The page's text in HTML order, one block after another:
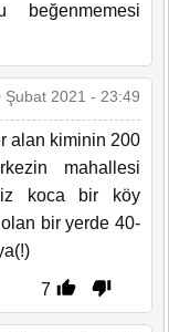
beğenmemesi
Şubat 2021 - 23:49
alan kiminin 200
mahallesi
koca bir köy
bir yerde 40-
7